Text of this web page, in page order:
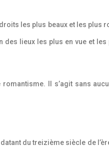
les plus beaux et les plus
des lieux les plus en vue et
Il s’agit sans
du treizième siècle de